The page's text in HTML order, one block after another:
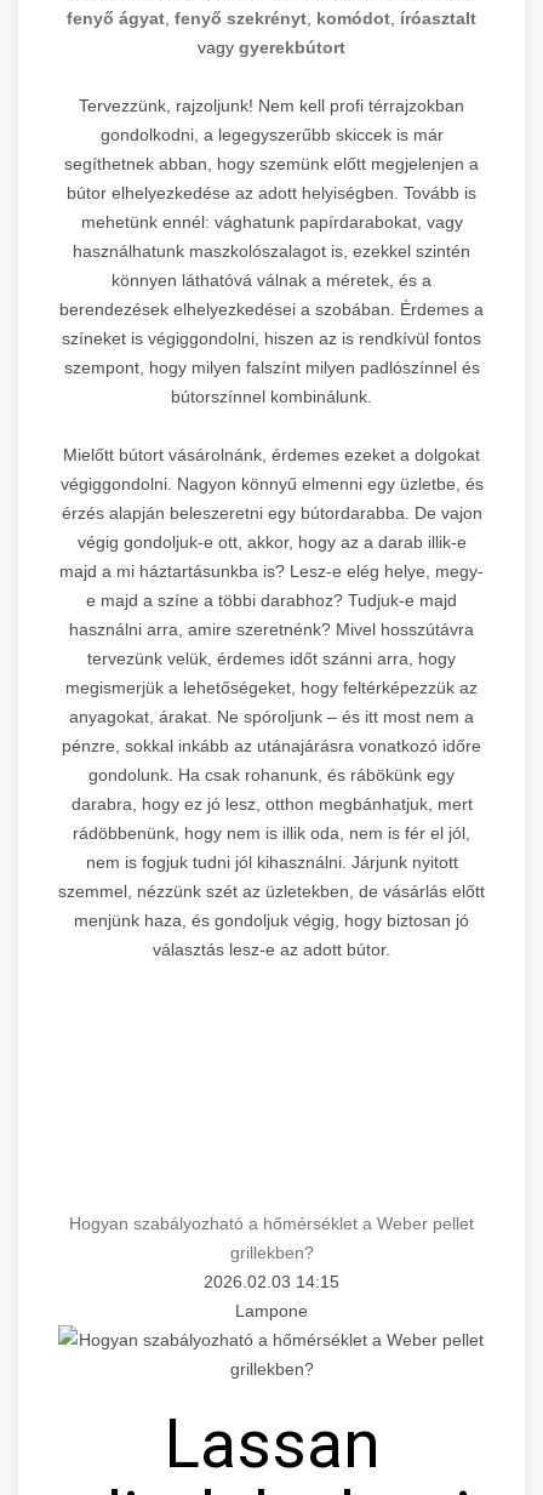
fenyő ágyat fenyő szekrényt komódot íróasztalt
vagy gyerekbútort
Tervezzünk, rajzoljunk! Nem kell profi térrajzokban
gondolkodni, a legegyszerűbb skiccek is már
segíthetnek abban, hogy szemünk előtt megjelenjen a
bútor elhelyezkedése az adott helyiségben. Tovább is
mehetünk ennél: vághatunk papírdarabokat, vagy
használhatunk maszkolószalagot is, ezekkel szintén
könnyen láthatóvá válnak a méretek, és a
berendezések elhelyezkedései a szobában. Érdemes a
színeket is végiggondolni, hiszen az is rendkívül fontos
szempont, hogy milyen falszínt milyen padlószínnel és
bútorszínnel kombinálunk.
Mielőtt bútort vásárolnánk, érdemes ezeket a dolgokat
végiggondolni. Nagyon könnyű elmenni egy üzletbe, és
érzés alapján beleszeretni egy bútordarabba. De vajon
végig gondoljuk-e ott, akkor, hogy az a darab illik-e
majd a mi háztartásunkba is? Lesz-e elég helye, megy-
e majd a színe a többi darabhoz? Tudjuk-e majd
használni arra, amire szeretnénk? Mivel hosszútávra
tervezünk velük, érdemes időt szánni arra, hogy
megismerjük a lehetőségeket, hogy feltérképezzük az
anyagokat, árakat. Ne spóroljunk – és itt most nem a
pénzre, sokkal inkább az utánajárásra vonatkozó időre
gondolunk. Ha csak rohanunk, és rábökünk egy
darabra, hogy ez jó lesz, otthon megbánhatjuk, mert
rádöbbenünk, hogy nem is illik oda, nem is fér el jól,
nem is fogjuk tudni jól kihasználni. Járjunk nyitott
szemmel, nézzünk szét az üzletekben, de vásárlás előtt
menjünk haza, és gondoljuk végig, hogy biztosan jó
választás lesz-e az adott bútor.
Hogyan szabályozható a hőmérséklet a Weber pellet
grillekben?
2026.02.03 14:15
Lampone
Lassan